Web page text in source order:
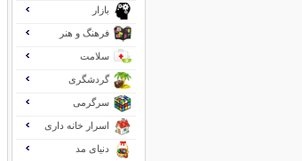
بازار
فرهنگ و هنر
سلامت
گردشگری
سرگرمی
اسرار خانه داری
دنیای مد